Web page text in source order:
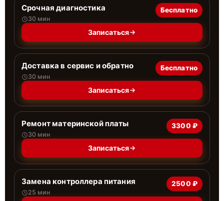
Срочная диагностика
30 мин
Бесплатно
Записаться
Доставка в сервис и обратно
30 мин
Бесплатно
Записаться
Ремонт материнской платы
30 мин
3300 ₽
Записаться
Замена контроллера питания
25 мин
2500 ₽